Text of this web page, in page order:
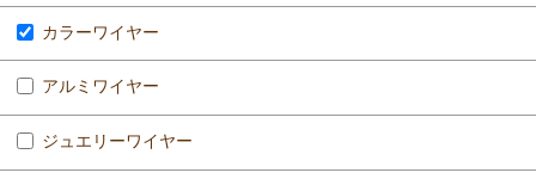
カラーワイヤー
アルミワイヤー
ジュエリーワイヤー